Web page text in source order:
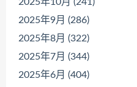
2025年9月 (286)
2025年8月 (322)
2025年7月 (344)
2025年6月 (404)